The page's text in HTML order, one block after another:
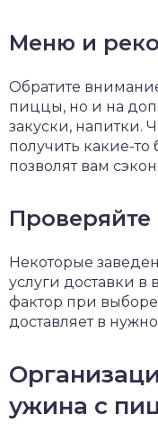
Меню и
Обратите
пиццы, но и на
закуски, напитки.
получить какие-
позволят вам
Проверяйте
Некоторые
услуги доставки в
фактор при
доставляет в
ужина с